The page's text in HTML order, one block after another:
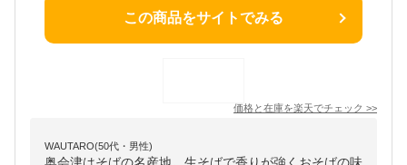
この商品をサイトでみる
価格と在庫を楽天でチェック >>
WAUTARO(50代・男性)